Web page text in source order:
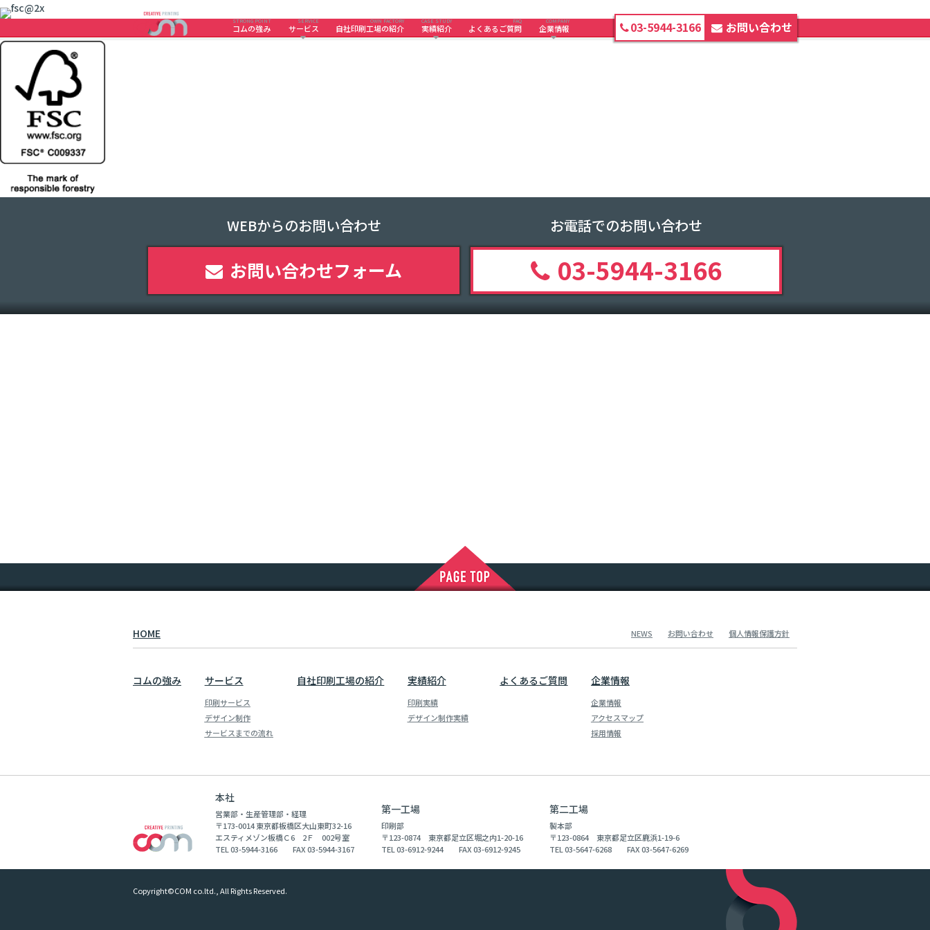
STRONG POINT
コムの強み
SERVICE
サービス
OWN FACTORY
自社印刷工場の紹介
CASE STUDY
実績紹介
FAQ
よくあるご質問
COMPANY
企業情報 03-5944-3166 お問い合わせ
ホーム fsc@2x
WEBからのお問い合わせ
お問い合わせフォーム
お電話でのお問い合わせ
03-5944-3166
HOME NEWS お問い合わせ 個人情報保護方針
コムの強み サービス
印刷サービス
デザイン制作
サービスまでの流れ
自社印刷工場の紹介 実績紹介
印刷実績
デザイン制作実績
よくあるご質問 企業情報
企業情報
アクセスマップ
採用情報
本社
営業部・生産管理部・経理
〒173-0014 東京都板橋区大山東町32-16
エスティメゾン板橋Ｃ6 2Ｆ 002号室
TEL 03-5944-3166 FAX 03-5944-3167
第一工場
印刷部
〒123-0874 東京都足立区堀之内1-20-16
TEL 03-6912-9244 FAX 03-6912-9245
第二工場
製本部
〒123-0864 東京都足立区鹿浜1-19-6
TEL 03-5647-6268 FAX 03-5647-6269
Copyright©COM co.ltd., All Rights Reserved.